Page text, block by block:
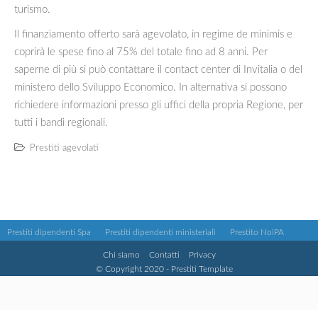
turismo.
Il finanziamento offerto sarà agevolato, in regime de minimis e
coprirà le spese fino al 75% del totale fino ad 8 anni. Per
saperne di più si può contattare il contact center di Invitalia o del
ministero dello Sviluppo Economico. In alternativa si possono
richiedere informazioni presso gli uffici della propria Regione, per
tutti i bandi regionali.
Prestiti agevolati
Prestiti dipendenti Spa Prestiti dipendenti ministeriali Prestito NoiPA
Chi siamo Contatti
Privacy
© Copyright 2020 - Prestiti Template